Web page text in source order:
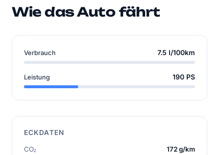
Wie das Auto fährt
Verbrauch 7.5 l/100km
Leistung 190 PS
ECKDATEN
CO₂ 172 g/km